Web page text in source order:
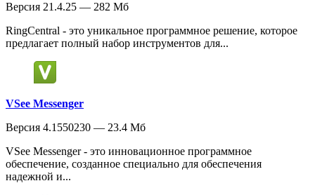
Версия 21.4.25 — 282 Мб
RingCentral - это уникальное программное решение, которое
предлагает полный набор инструментов для...
VSee Messenger
Версия 4.1550230 — 23.4 Мб
VSee Messenger - это инновационное программное
обеспечение, созданное специально для обеспечения
надежной и...